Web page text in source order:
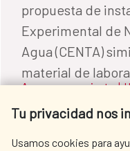
propuesta de
Experimental de
Agua (CENTA)
material de
Agua y saneamiento |
Tu privacidad nos
Usamos cookies para